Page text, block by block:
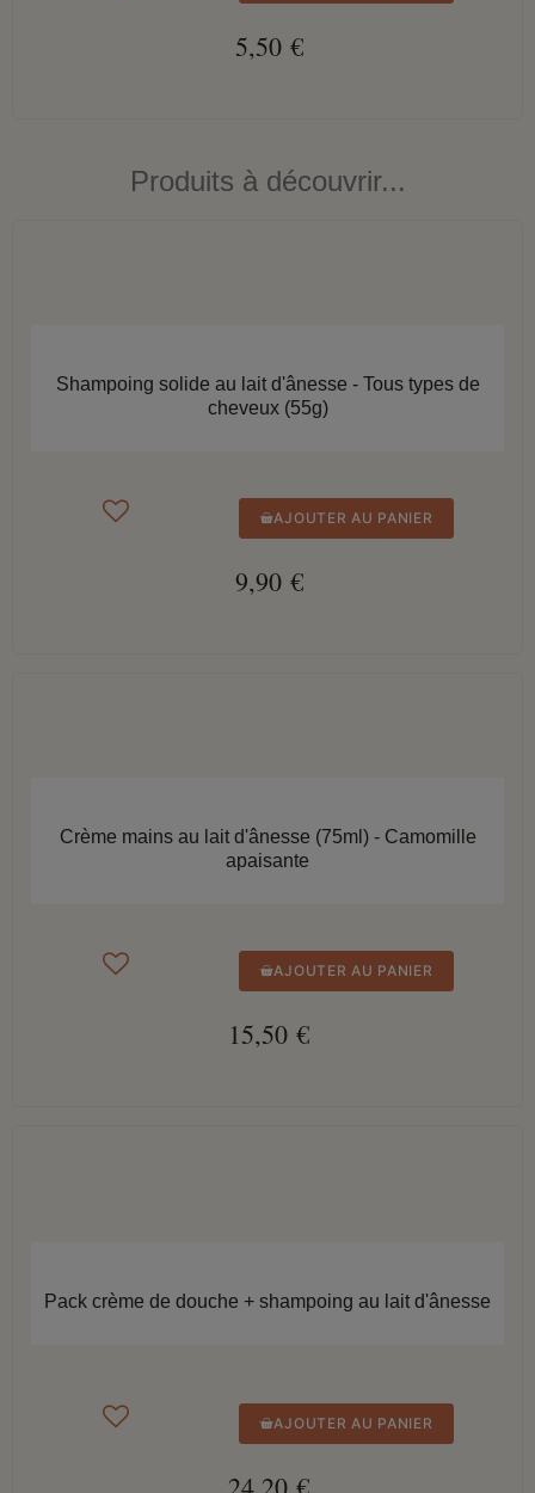
5,50 €
Produits à découvrir...
Shampoing solide au lait d'ânesse - Tous types de
cheveux (55g)
AJOUTER AU PANIER
9,90 €
Crème mains au lait d'ânesse (75ml) - Camomille
apaisante
AJOUTER AU PANIER
15,50 €
Pack crème de douche + shampoing au lait d'ânesse
AJOUTER AU PANIER